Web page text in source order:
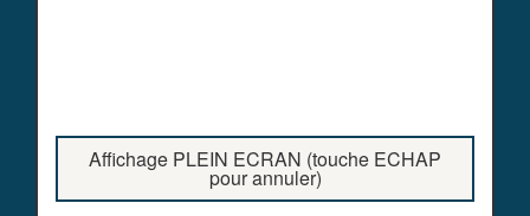
Affichage PLEIN ECRAN (touche ECHAP
pour annuler)